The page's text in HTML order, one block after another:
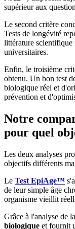
supérieur aux
Le second critère
Tests de longévité
littérature scientifique
universitaires.
Enfin, le troisième
obtenu. Un bon test
biologique réel et
prévention et
Notre
pour quel
Les deux analyses
objectifs différents
Le Test EpiAge™
de leur simple âge
organisme vieillit
Grâce à l'analyse de la
biologique et fournit